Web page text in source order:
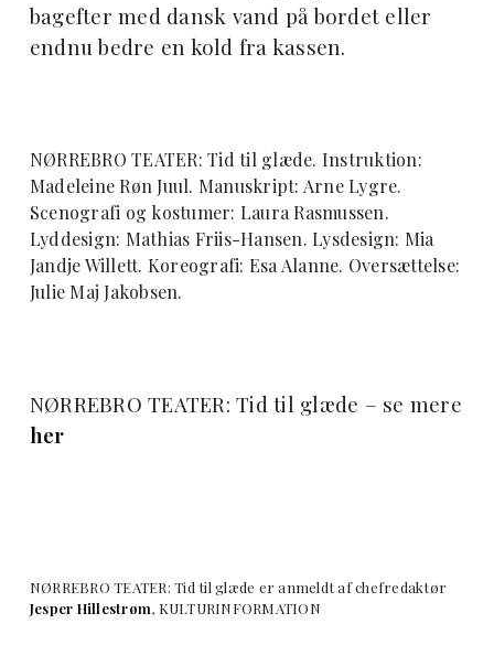
bagefter med dansk vand på bordet eller
endnu bedre en kold fra kassen.
NØRREBRO TEATER: Tid til glæde. Instruktion:
Madeleine Røn Juul. Manuskript: Arne Lygre.
Scenografi og kostumer: Laura Rasmussen.
Lyddesign: Mathias Friis-Hansen. Lysdesign: Mia
Jandje Willett. Koreografi: Esa Alanne. Oversættelse:
Julie Maj Jakobsen.
NØRREBRO TEATER: Tid til glæde – se mere
her
NØRREBRO TEATER: Tid til glæde er anmeldt af chefredaktør
Jesper Hillestrøm, KULTURINFORMATION